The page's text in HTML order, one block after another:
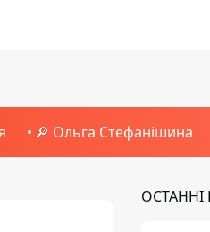
🔎 Ольга Стефанішина